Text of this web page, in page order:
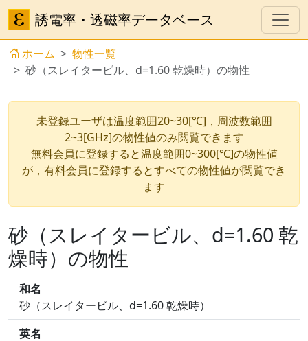
誘電率・透磁率データベース
ホーム
物性一覧
砂（スレイタービル、d=1.60 乾燥時）の物性
未登録ユーザは温度範囲20~30[℃]，周波数範囲
2~3[GHz]の物性値のみ閲覧できます
無料会員に登録すると温度範囲0~300[℃]の物性値
が，有料会員に登録するとすべての物性値が閲覧でき
ます
砂（スレイタービル、d=1.60 乾
燥時）の物性
和名
砂（スレイタービル、d=1.60 乾燥時）
英名